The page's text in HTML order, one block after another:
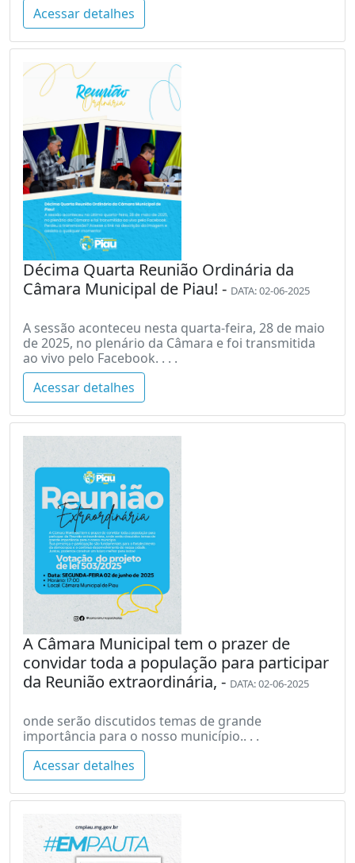
Acessar detalhes
Décima Quarta Reunião Ordinária da
Câmara Municipal de Piau! - DATA: 02-06-2025
A sessão aconteceu nesta quarta-feira, 28 de maio
de 2025, no plenário da Câmara e foi transmitida
ao vivo pelo Facebook. . . .
Acessar detalhes
A Câmara Municipal tem o prazer de
convidar toda a população para participar
da Reunião extraordinária, - DATA: 02-06-2025
onde serão discutidos temas de grande
importância para o nosso município.. . .
Acessar detalhes